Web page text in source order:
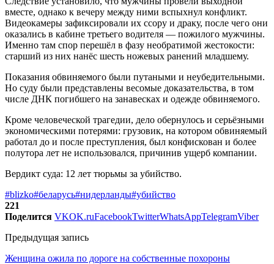
вместе, однако к вечеру между ними вспыхнул конфликт.
Видеокамеры зафиксировали их ссору и драку, после чего они
оказались в кабине третьего водителя — пожилого мужчины.
Именно там спор перешёл в фазу необратимой жестокости:
старший из них нанёс шесть ножевых ранений младшему.
Показания обвиняемого были путаными и неубедительными.
Но суду были представлены весомые доказательства, в том
числе ДНК погибшего на занавесках и одежде обвиняемого.
Кроме человеческой трагедии, дело обернулось и серьёзными
экономическими потерями: грузовик, на котором обвиняемый
работал до и после преступления, был конфискован и более
полутора лет не использовался, причинив ущерб компании.
Вердикт суда: 12 лет тюрьмы за убийство.
#blizko#беларусь#нидерланды#убийство
221
Поделится VKOK.ruFacebookTwitterWhatsAppTelegramViber
Предыдущая запись
Женщина ожила по дороге на собственные похороны